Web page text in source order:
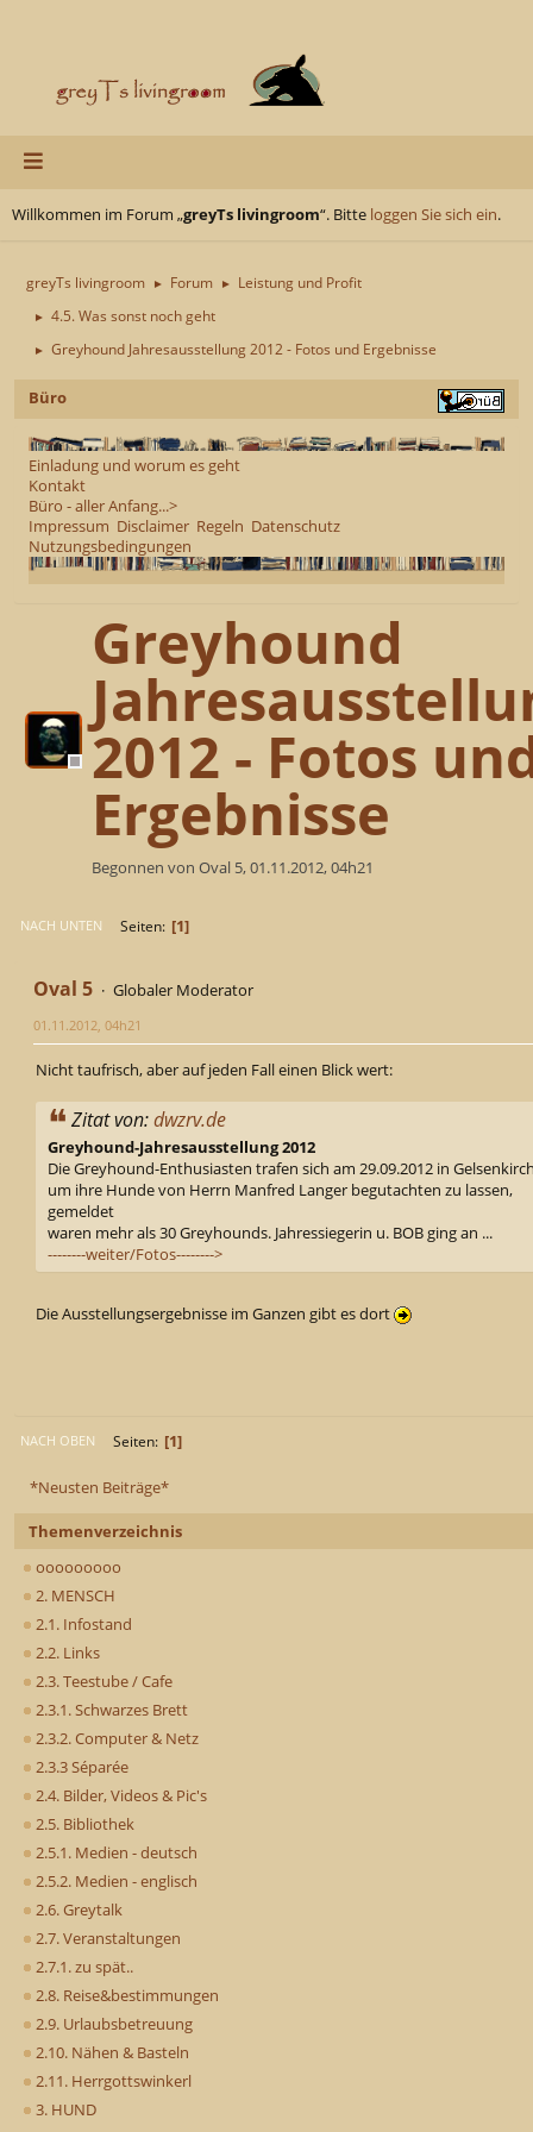
Willkommen im Forum „greyTs livingroom“. Bitte loggen Sie sich ein.
greyTs livingroom ► Forum ► Leistung und Profit
► 4.5. Was sonst noch geht
► Greyhound Jahresausstellung 2012 - Fotos und Ergebnisse
Büro
Einladung und worum es geht
Kontakt
Büro - aller Anfang...>
Impressum Disclaimer Regeln Datenschutz
Nutzungsbedingungen
*Neusten Beiträge*
Themenverzeichnis
ooooooooo
2. MENSCH
2.1. Infostand
2.2. Links
2.3. Teestube / Cafe
2.3.1. Schwarzes Brett
2.3.2. Computer & Netz
2.3.3 Séparée
2.4. Bilder, Videos & Pic's
2.5. Bibliothek
2.5.1. Medien - deutsch
2.5.2. Medien - englisch
2.6. Greytalk
2.7. Veranstaltungen
2.7.1. zu spät..
2.8. Reise&bestimmungen
2.9. Urlaubsbetreuung
2.10. Nähen & Basteln
2.11. Herrgottswinkerl
3. HUND
Greyhound
2012 - Fotos
Ergebnisse
Begonnen von Oval 5, 01.11.2012, 04h21
NACH UNTEN Seiten 1
Oval 5 Globaler Moderator
01.11.2012, 04h21
Nicht taufrisch, aber auf jeden Fall einen Blick wert:
Zitat von:dwzrv.de
Greyhound-Jahresausstellung 2012
Die Greyhound-Enthusiasten trafen sich am 29.09.2012 in
um ihre Hunde von Herrn Manfred Langer begutachten zu lassen,
gemeldet
waren mehr als 30 Greyhounds. Jahressiegerin u. BOB ging an ...
--------weiter/Fotos-------->
Die Ausstellungsergebnisse im Ganzen gibt es dort
NACH OBEN Seiten 1